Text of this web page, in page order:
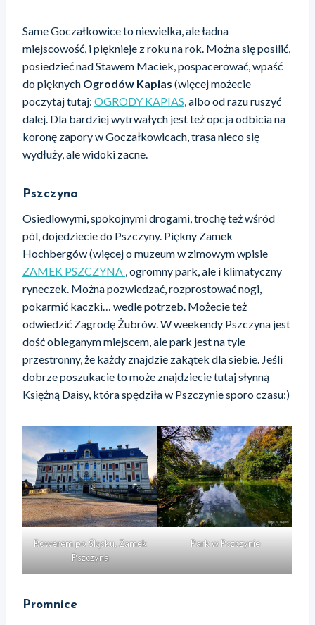
Same Goczałkowice to niewielka, ale ładna
miejscowość, i pięknieje z roku na rok. Można się posilić,
posiedzieć nad Stawem Maciek, pospacerować, wpaść
do pięknych Ogrodów Kapias (więcej możecie
poczytaj tutaj: OGRODY KAPIAS , albo od razu ruszyć
dalej. Dla bardziej wytrwałych jest też opcja odbicia na
koronę zapory w Goczałkowicach, trasa nieco się
wydłuży, ale widoki zacne.
Pszczyna
Osiedlowymi, spokojnymi drogami, trochę też wśród
pól, dojedziecie do Pszczyny. Piękny Zamek
Hochbergów (więcej o muzeum w zimowym wpisie
ZAMEK PSZCZYNA , ogromny park, ale i klimatyczny
ryneczek. Można pozwiedzać, rozprostować nogi,
pokarmić kaczki… wedle potrzeb. Możecie też
odwiedzić Zagrodę Żubrów. W weekendy Pszczyna jest
dość obleganym miejscem, ale park jest na tyle
przestronny, że każdy znajdzie zakątek dla siebie. Jeśli
dobrze poszukacie to może znajdziecie tutaj słynną
Księżną Daisy, która spędziła w Pszczynie sporo czasu:)
Rowerem po Śląsku, Zamek
Pszczyna
Park w Pszczynie
Promnice